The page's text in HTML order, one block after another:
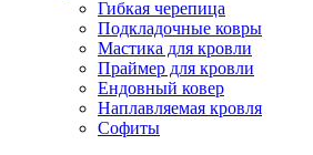
Гибкая черепица
Подкладочные ковры
Мастика для кровли
Праймер для кровли
Ендовный ковер
Наплавляемая кровля
Софиты